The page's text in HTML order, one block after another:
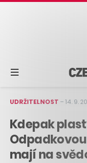
UDRŽITELNOST –14. 9.
Kdepak
mají na